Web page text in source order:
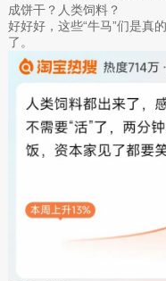
成饼干？人类饲料？
好好好，这些“牛马”们是真
了。